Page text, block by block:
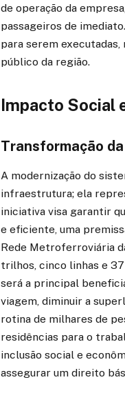
de operação da
passageiros de
para serem
público da região.
Impacto Social
Transformação
A modernização do
infraestrutura; ela
iniciativa visa garantir
e eficiente, uma
Rede Metroferroviária
trilhos, cinco linhas e
será a principal
viagem, diminuir a
rotina de milhares de
residências para o
inclusão social e
assegurar um direito